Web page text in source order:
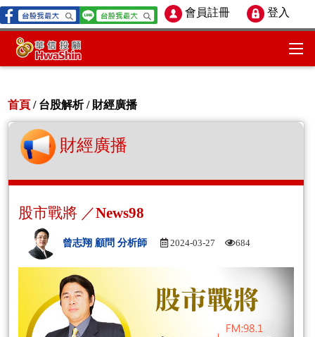
會員註冊 登入
首頁 / 台股解析 / 財經廣播
財經廣播
股市戰將 ／News98
曾志翔 顧問 分析師 2024-03-27 684